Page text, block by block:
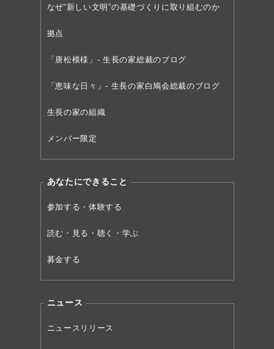
なぜ“新しい文明”の基礎づくりに取り組むのか
拠点
「唐松模様」- 生長の家総裁のブログ
「恵味な日々」- 生長の家白鳩会総裁のブログ
生長の家の組織
メンバー限定
あなたにできること
参加する・体験する
読む・見る・聴く・学ぶ
募金する
ニュース
ニュースリリース